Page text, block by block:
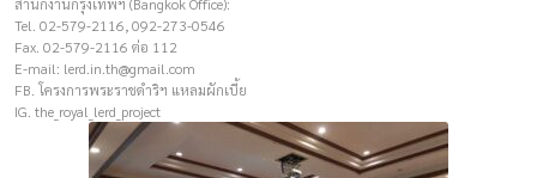
Tel. 02-579-2116, 092-273-0546
Fax. 02-579-2116 ต่อ 112
E-mail: lerd.in.th@gmail.com
FB. โครงการพระราชดำริฯ แหลมผักเบี้ย
IG. the_royal_lerd_project